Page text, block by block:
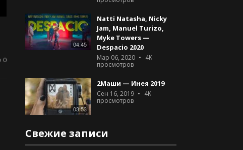
0
04:45
Natti Natasha, Nicky
Jam, Manuel Turizo,
Myke Towers —
Despacio 2020
Мар 06, 2020
4K
просмотров
03:53
2Маши — Инея 2019
Сен 16, 2019
4K
просмотров
Свежие записи